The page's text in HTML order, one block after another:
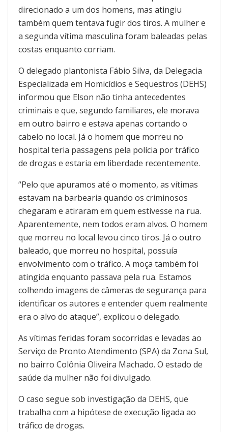
direcionado a um dos homens, mas atingiu
também quem tentava fugir dos tiros. A mulher e
a segunda vítima masculina foram baleadas pelas
costas enquanto corriam.
O delegado plantonista Fábio Silva, da Delegacia
Especializada em Homicídios e Sequestros (DEHS)
informou que Elson não tinha antecedentes
criminais e que, segundo familiares, ele morava
em outro bairro e estava apenas cortando o
cabelo no local. Já o homem que morreu no
hospital teria passagens pela polícia por tráfico
de drogas e estaria em liberdade recentemente.
“Pelo que apuramos até o momento, as vítimas
estavam na barbearia quando os criminosos
chegaram e atiraram em quem estivesse na rua.
Aparentemente, nem todos eram alvos. O homem
que morreu no local levou cinco tiros. Já o outro
baleado, que morreu no hospital, possuía
envolvimento com o tráfico. A moça também foi
atingida enquanto passava pela rua. Estamos
colhendo imagens de câmeras de segurança para
identificar os autores e entender quem realmente
era o alvo do ataque”, explicou o delegado.
As vítimas feridas foram socorridas e levadas ao
Serviço de Pronto Atendimento (SPA) da Zona Sul,
no bairro Colônia Oliveira Machado. O estado de
saúde da mulher não foi divulgado.
O caso segue sob investigação da DEHS, que
trabalha com a hipótese de execução ligada ao
tráfico de drogas.